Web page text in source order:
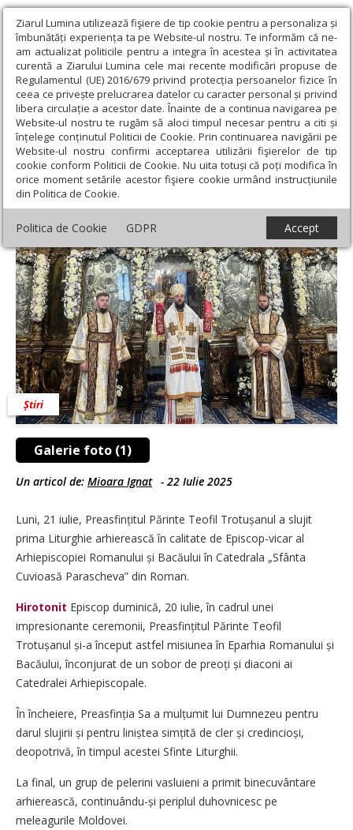
Ziarul Lumina utilizează fişiere de tip cookie pentru a personaliza și
îmbunătăți experiența ta pe Website-ul nostru. Te informăm că ne-
am actualizat politicile pentru a integra în acestea și în activitatea
curentă a Ziarului Lumina cele mai recente modificări propuse de
Regulamentul (UE) 2016/679 privind protecția persoanelor fizice în
ceea ce privește prelucrarea datelor cu caracter personal și privind
libera circulație a acestor date. Înainte de a continua navigarea pe
Website-ul nostru te rugăm să aloci timpul necesar pentru a citi și
înțelege conținutul Politicii de Cookie. Prin continuarea navigării pe
Website-ul nostru confirmi acceptarea utilizării fişierelor de tip
cookie conform Politicii de Cookie. Nu uita totuși că poți modifica în
orice moment setările acestor fişiere cookie urmând instrucțiunile
din Politica de Cookie.
Politica de Cookie GDPR Accept
Ziarul Lumina › Actualitate religioasă › Știri › Liturghie
arhierească la Catedrala Arhiepiscopală din Roman
Liturghie arhierească la Catedrala
Arhiepiscopală din Roman
Galerie foto (1)
Știri
Un articol de: Mioara Ignat - 22 Iulie 2025
Luni, 21 iulie, Preasfințitul Părinte Teofil Trotușanul a slujit
prima Liturghie arhierească în calitate de Episcop-vicar al
Arhiepiscopiei Romanului și Bacăului în Catedrala „Sfânta
Cuvioasă Parascheva” din Roman.
Hirotonit Episcop duminică, 20 iulie, în cadrul unei
impresionante ceremonii, Preasfin­țitul Părinte Teofil
Trotușanul și-a început astfel misiunea în Eparhia Romanului și
Bacăului, înconjurat de un sobor de preoți și diaconi ai
Catedralei Arhiepiscopale.
În încheiere, Preasfinția Sa a mulțumit lui Dumnezeu pentru
darul slujirii și pentru liniștea simțită de cler și credincioși,
deopotrivă, în timpul acestei Sfinte Liturghii.
La final, un grup de pelerini vasluieni a primit binecuvântare
arhierească, continuându-și periplul duhovnicesc pe
meleagurile Moldovei.